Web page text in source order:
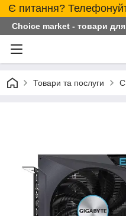
Є питання?
Choice market - товари для
Товари та послуги